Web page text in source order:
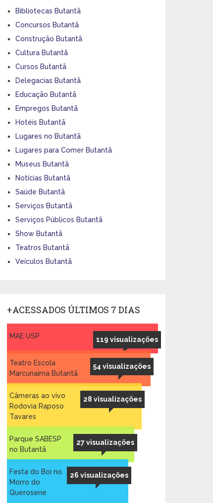
Bibliotecas Butantã
Concursos Butantã
Construção Butantã
Cultura Butantã
Cursos Butantã
Delegacias Butantã
Educação Butantã
Empregos Butantã
Hotéis Butantã
Lugares no Butantã
Lugares para Comer Butantã
Museus Butantã
Notícias Butantã
Saúde Butantã
Serviços Butantã
Serviços Públicos Butantã
Show Butantã
Teatros Butantã
Veículos Butantã
+ACESSADOS ÚLTIMOS 7 DIAS
119 visualizações
MAE USP
54 visualizações
Teatro Escola
Marcunaíma Butantã
28 visualizações
Câmeras ao vivo
Rodovia Raposo
Tavares
27 visualizações
Parque SABESP
no Butantã
26 visualizações
Festa do Boi no
Morro do
Querosene